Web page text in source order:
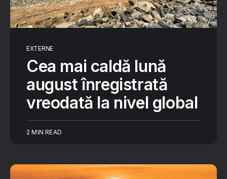
EXTERNE
Cea mai caldă lună
august înregistrată
vreodată la nivel global
2 MIN READ